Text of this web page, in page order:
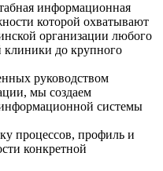
информационная
которой охватывают
организации любого
клиники до крупного
руководством
мы создаем
системы
процессов, профиль и
конкретной